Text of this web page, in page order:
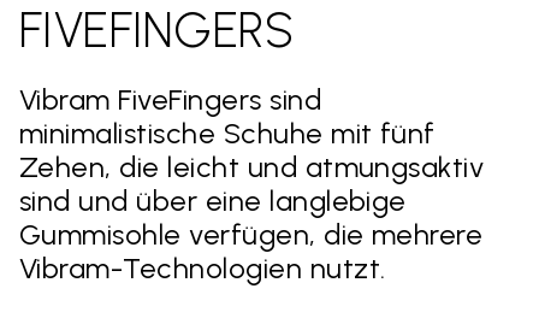
FIVEFINGERS
Vibram FiveFingers sind
minimalistische Schuhe mit fünf
Zehen, die leicht und atmungsaktiv
sind und über eine langlebige
Gummisohle verfügen, die mehrere
Vibram-Technologien nutzt.